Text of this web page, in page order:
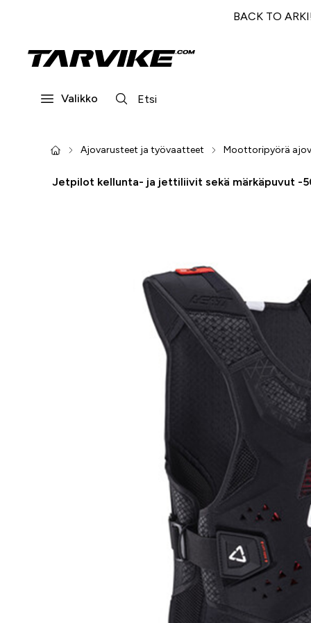
BACK TO
Valikko
Ajovarusteet ja työvaatteet Moottoripyörä
Jetpilot kellunta- ja jettiliivit sekä märkäpuvut -